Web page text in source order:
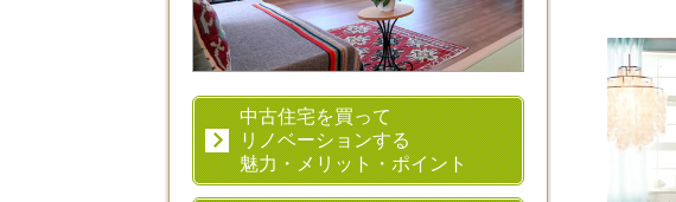
中古住宅を買って
リノベーションする
魅力・メリット・ポイント